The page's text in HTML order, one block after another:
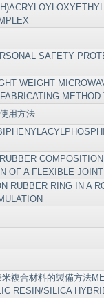
SAFETY
WEIGHT
METHOD
用方法
OF A FLEXIBLE JOINT
RUBBER RING IN A
複合材料的製備方法
RESIN/SILICA